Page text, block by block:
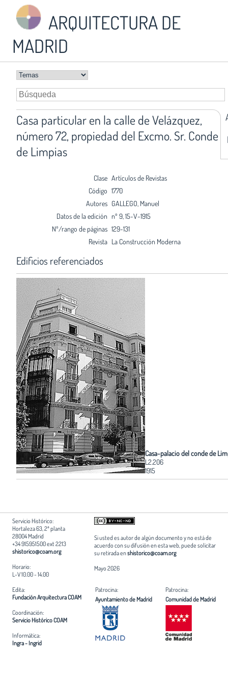
ARQUITECTURA DE
MADRID
Casa particular en la calle de Velázquez,
número 72, propiedad del Excmo. Sr. Conde
de Limpias
Clase Artículos de Revistas
Código 1770
Autores GALLEGO, Manuel
Datos de la edición nº 9, 15-V-1915
Nº/rango de páginas 129-131
Revista La Construcción Moderna
Edificios referenciados
Casa-palacio del conde de
L2.206
1915
Servicio Histórico:
Hortaleza 63, 2ª planta
28004 Madrid
+34 915951500 ext 2213
shistorico@coam.org
Horario:
L-V 10.00 - 14.00
Si usted es autor de algún documento y no está de
acuerdo con su difusión en esta web, puede solicitar
su retirada enshistorico@coam.org
Mayo 2026
Edita:
Fundación Arquitectura COAM
Coordinación:
Servicio Histórico COAM
Informática:
Ingra - Ingrid
Patrocina:
Ayuntamiento de Madrid
Patrocina:
Comunidad de Madrid